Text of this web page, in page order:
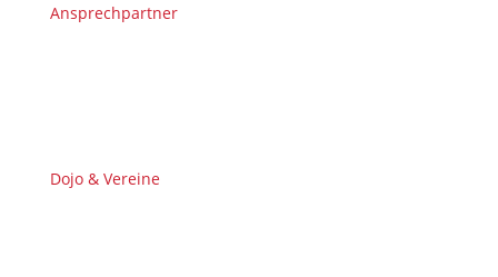
Ansprechpartner
Dojo & Vereine